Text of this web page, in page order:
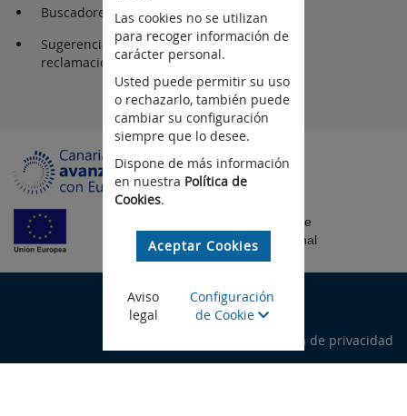
Buscadores
Sugerencia y
reclamaciones
Fondo Europeo de
Desarrollo Regional
©Gobierno de Canarias
Política de privacidad
Las cookies no se utilizan
para recoger información de
carácter personal.
Usted puede permitir su uso
o rechazarlo, también puede
cambiar su configuración
siempre que lo desee.
Dispone de más información
en nuestra Política de
Cookies.
Aceptar Cookies
Aviso
legal
Configuración
de Cookie